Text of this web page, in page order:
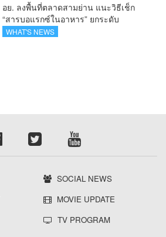
อย. ลงพื้นที่ตลาดสามย่าน แนะวิธีเช็ก
“สารบอแรกซ์ในอาหาร” ยกระดับ
ตลาดสดปลอดภัยเพื่อผู้บริโภค
WHAT'S NEWS
SOCIAL NEWS
MOVIE UPDATE
TV PROGRAM